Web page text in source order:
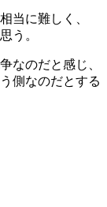
当に難しく、
う。
なのだと感じ、
側なのだとする